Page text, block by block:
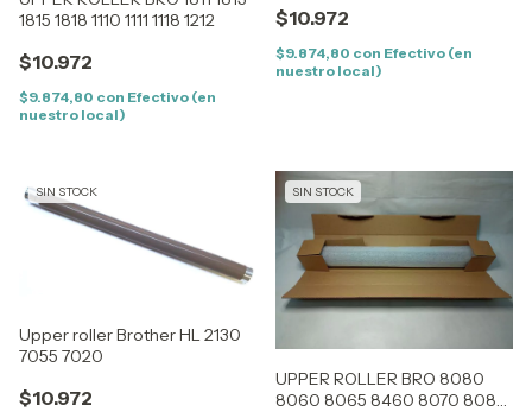
1815 1818 1110 1111 1118 1212
$10.972
$9.874,80 con Efectivo (en
nuestro local)
$10.972
$9.874,80 con Efectivo (en
nuestro local)
SIN STOCK
Upper roller Brother HL 2130
7055 7020
$10.972
SIN STOCK
UPPER ROLLER BRO 8080
8060 8065 8460 8070 8085